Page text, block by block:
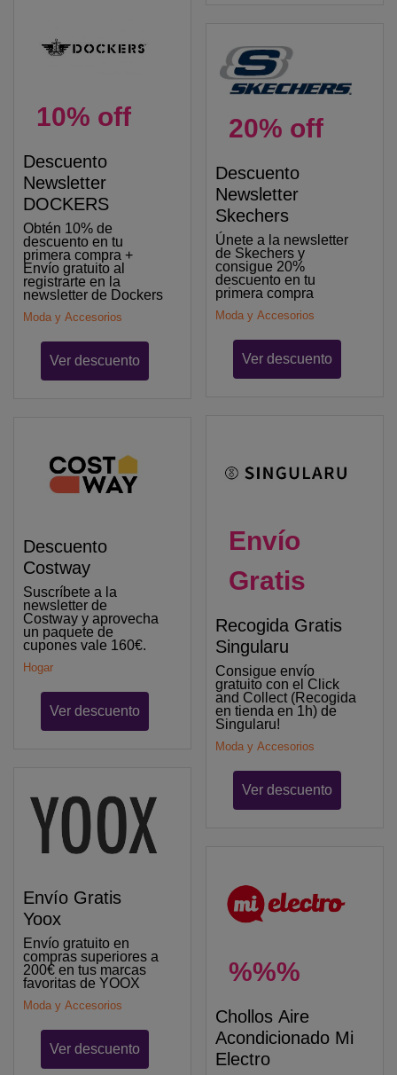
10% off
Descuento
Newsletter
DOCKERS
Obtén 10% de
descuento en tu
primera compra +
Envío gratuito al
registrarte en la
newsletter de Dockers
Moda y Accesorios
Ver descuento
Descuento
Costway
Suscríbete a la
newsletter de
Costway y aprovecha
un paquete de
cupones vale 160€.
Hogar
Ver descuento
Envío Gratis
Yoox
Envío gratuito en
compras superiores a
200€ en tus marcas
favoritas de YOOX
Moda y Accesorios
Ver descuento
20% off
Descuento
Newsletter
Skechers
Únete a la newsletter
de Skechers y
consigue 20%
descuento en tu
primera compra
Moda y Accesorios
Ver descuento
Envío
Gratis
Recogida Gratis
Singularu
Consigue envío
gratuito con el Click
and Collect (Recogida
en tienda en 1h) de
Singularu!
Moda y Accesorios
Ver descuento
%%%
Chollos Aire
Acondicionado Mi
Electro